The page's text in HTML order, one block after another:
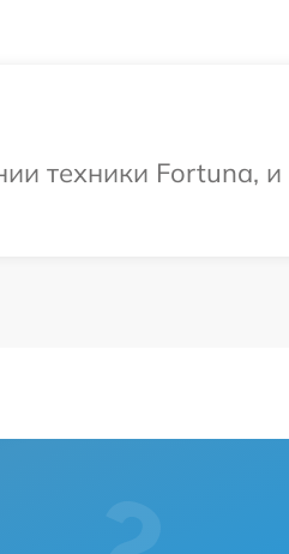
техники Fortuna, и